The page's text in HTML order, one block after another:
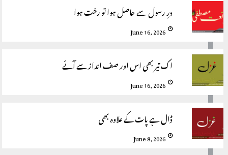
درِ رسول سے حاصل ہوا تو رخت ہوا
June 16, 2026
اک تیر بھی اس اور صف انداز سے آئے
June 16, 2026
ڈال ہے پات کے علاوہ بھی
June 8, 2026